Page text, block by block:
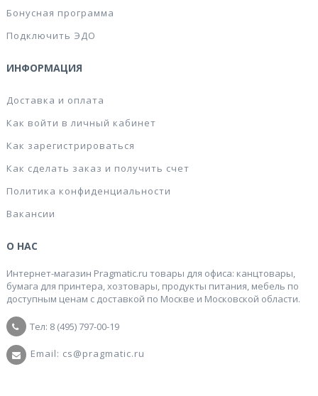
Бонусная программа
Подключить ЭДО
ИНФОРМАЦИЯ
Доставка и оплата
Как войти в личный кабинет
Как зарегистрироваться
Как сделать заказ и получить счет
Политика конфиденциальности
Вакансии
О НАС
Интернет-магазин Pragmatic.ru товары для офиса: канцтовары,
бумага для принтера, хозтовары, продукты питания, мебель по
доступным ценам с доставкой по Москве и Московской области.
Тел: 8 (495) 797-00-19
Email: cs@pragmatic.ru